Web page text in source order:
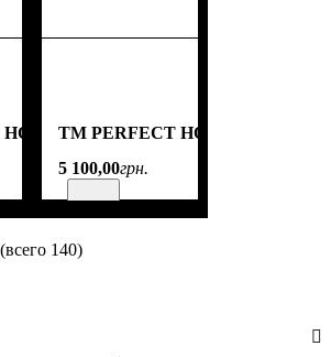
HOMETM PERFECT HOME
5 100,00грн.
(всего 140)